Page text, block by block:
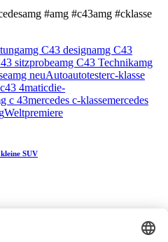
#amg #c43amg #cklasse
amg C43 designamg C43
sitzprobeamg C43 Technikamg
amg neuAutoautotesterc-klasse
c43 4maticdie-
c 43mercedes c-klassemercedes
Weltpremiere
SUV